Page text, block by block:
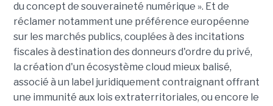
du concept de souveraineté numérique ». Et de
réclamer notamment une préférence européenne
sur les marchés publics, couplées à des incitations
fiscales à destination des donneurs d'ordre du privé,
la création d'un écosystème cloud mieux balisé,
associé à un label juridiquement contraignant offrant
une immunité aux lois extraterritoriales, ou encore le